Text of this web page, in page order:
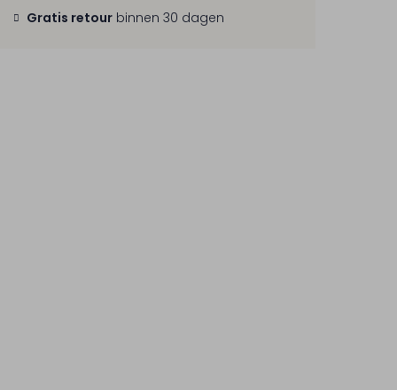
Gratis retour binnen 30 dagen